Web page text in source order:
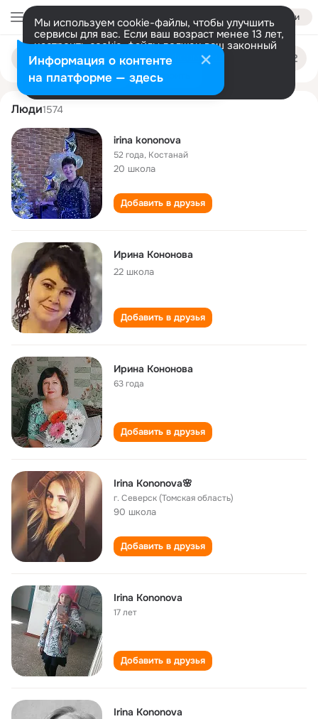
Войти
Мы используем cookie-файлы, чтобы улучшить
сервисы для вас. Если ваш возраст менее 13 лет,
настроить cookie-файлы должен ваш законный
представитель. Больше информации
Разрешить все Настроить
Поиск
людям
irina kononova
Люди1574
irina kononova
52 года, Костанай
20 школа
Добавить в друзья
Ирина Кононова
22 школа
Добавить в друзья
Ирина Кононова
63 года
Добавить в друзья
Irina Kononova🌸
г. Северск (Томская область)
90 школа
Добавить в друзья
Irina Kononova
17 лет
Добавить в друзья
Irina Kononova
Информация о контенте
на платформе — здесь